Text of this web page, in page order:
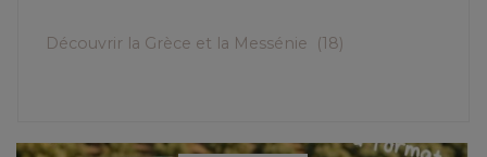
Découvrir la Grèce et la Messénie (18)